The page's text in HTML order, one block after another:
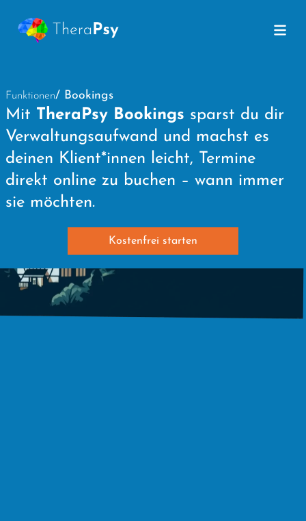
Funktionen/ Bookings
Mit TheraPsy Bookings sparst du dir
Verwaltungsaufwand und machst es
deinen Klient*innen leicht, Termine
direkt online zu buchen – wann immer
sie möchten.
Kostenfrei starten